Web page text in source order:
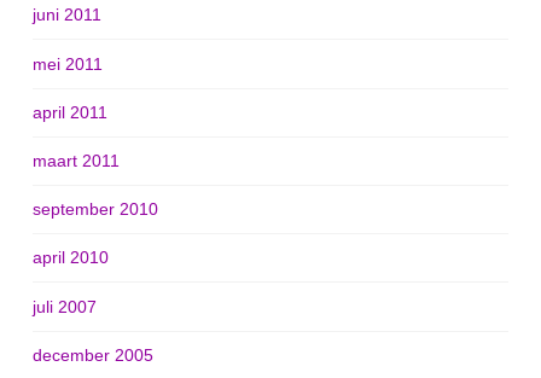
juni 2011
mei 2011
april 2011
maart 2011
september 2010
april 2010
juli 2007
december 2005